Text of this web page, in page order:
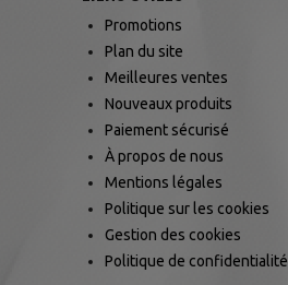
Promotions
Plan du site
Meilleures ventes
Nouveaux produits
Paiement sécurisé
À propos de nous
Mentions légales
Politique sur les cookies
Gestion des cookies
Politique de confidentialité